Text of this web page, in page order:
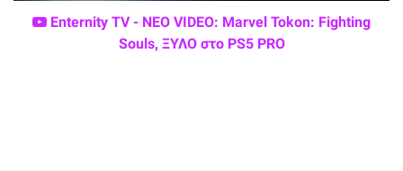
Enternity TV - ΝΕΟ VIDEO: Marvel Tokon: Fighting
Souls, ΞΥΛΟ στο PS5 PRO